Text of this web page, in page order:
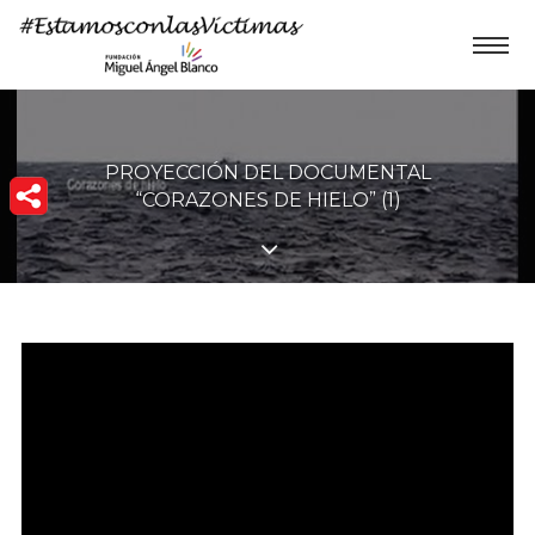
PROYECCIÓN DEL DOCUMENTAL
“CORAZONES DE HIELO” (1)